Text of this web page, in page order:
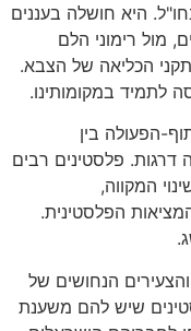
היא חושלה בעננים
מול רימוני הלם
הכליאה של הצבא.
לתמיד במקומותינו.
הפעולה בין
דרגות. פלסטינים רבים
המקווה,
הפלסטינית.
הנחושים של
שיש להם משענת